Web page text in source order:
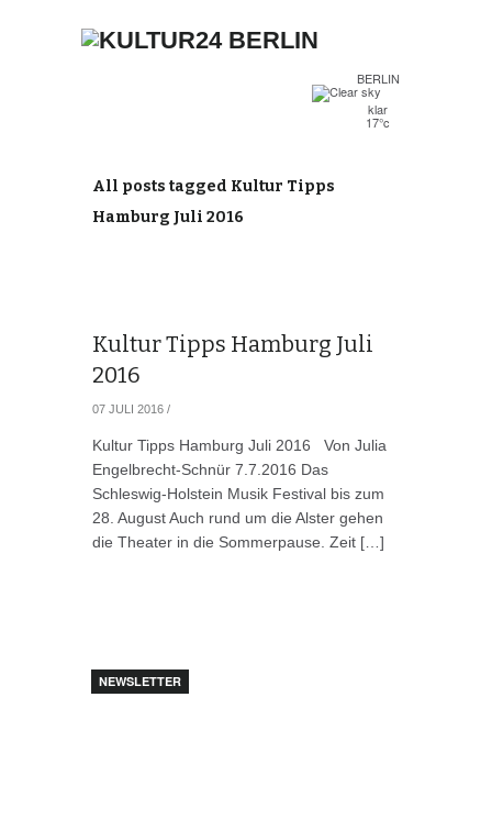
BERLIN
klar
17°c
All posts tagged Kultur Tipps
Hamburg Juli 2016
Kultur Tipps Hamburg Juli
2016
07 JULI 2016 /
Kultur Tipps Hamburg Juli 2016 Von Julia
Engelbrecht-Schnür 7.7.2016 Das
Schleswig-Holstein Musik Festival bis zum
28. August Auch rund um die Alster gehen
die Theater in die Sommerpause. Zeit […]
NEWSLETTER